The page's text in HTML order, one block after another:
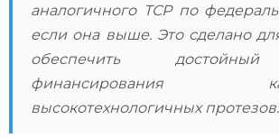
аналогичного ТСР по
если она выше. Это сделано
обеспечить
финансирования
высокотехнологичных протезов.